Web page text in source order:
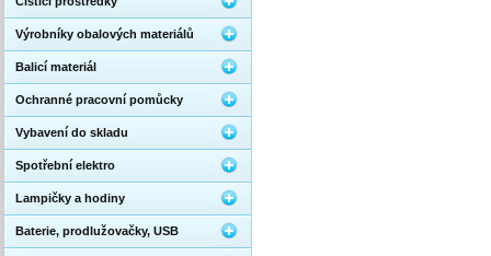
Výrobníky obalových materiálů
Balicí materiál
Ochranné pracovní pomůcky
Vybavení do skladu
Spotřební elektro
Lampičky a hodiny
Baterie, prodlužovačky, USB